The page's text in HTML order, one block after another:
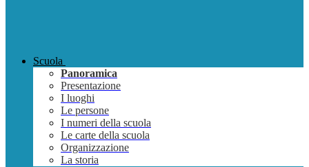
Scuola
Panoramica
Presentazione
I luoghi
Le persone
I numeri della scuola
Le carte della scuola
Organizzazione
La storia